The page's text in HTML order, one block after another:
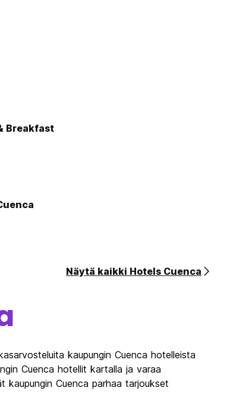
Breakfast
Näytä kaikki Hotels Cuenca
kaupungin Cuenca hotelleista
Cuenca hotellit kartalla ja varaa
kaupungin Cuenca parhaa tarjoukset